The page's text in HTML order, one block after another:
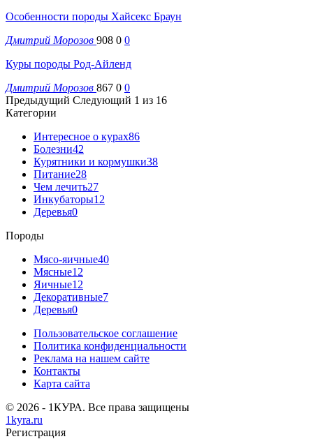
Особенности породы Хайсекс Браун
Дмитрий Морозов 908 0 0
Куры породы Род-Айленд
Дмитрий Морозов 867 0 0
Предыдущий Следующий 1 из 16
Категории
Интересное о курах86
Болезни42
Курятники и кормушки38
Питание28
Чем лечить27
Инкубаторы12
Деревья0
Породы
Мясо-яичные40
Мясные12
Яичные12
Декоративные7
Деревья0
Пользовательское соглашение
Политика конфиденциальности
Реклама на нашем сайте
Контакты
Карта сайта
© 2026 - 1КУРА. Все права защищены
1kyra.ru
Регистрация